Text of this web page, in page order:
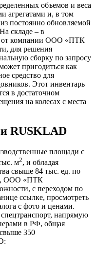
объемов и веса
агрегатами и, в том
постоянно обновляемой
складе – в
от компании ООО «ПТК
для решения
сборку по запросу
пригодиться как
средство для
Этот инвентарь
в достаточном
на колесах с места
RUSKLAD
площади с
м2, и обладая
свыше 84 тыс. ед. по
ООО «ПТК
с переходом по
ссылке, просмотреть
с фото и ценами.
напрямую
в РФ, общая
350